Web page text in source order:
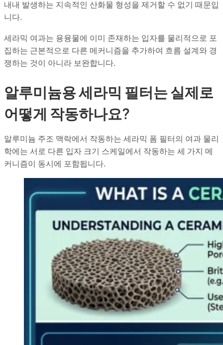
내내 발생하는 지속적인 산화물 형성을 제거할 수 없기 때문입
니다.
세라믹 여과는 용융물에 이미 존재하는 입자를 물리적으로 포
집하는 근본적으로 다른 메커니즘을 추가하여 흐름 설계와 경
쟁하는 것이 아니라 보완합니다.
알루미늄용 세라믹 필터는 실제로
어떻게 작동하나요?
알루미늄 주조 맥락에서 작동하는 세라믹 폼 필터의 여과 물리
학에는 서로 다른 입자 크기 스케일에서 작동하는 세 가지 메
커니즘이 동시에 포함됩니다.